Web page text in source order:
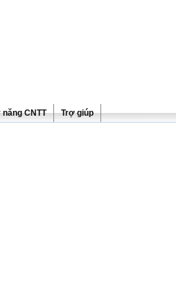
năng CNTT Trợ giúp